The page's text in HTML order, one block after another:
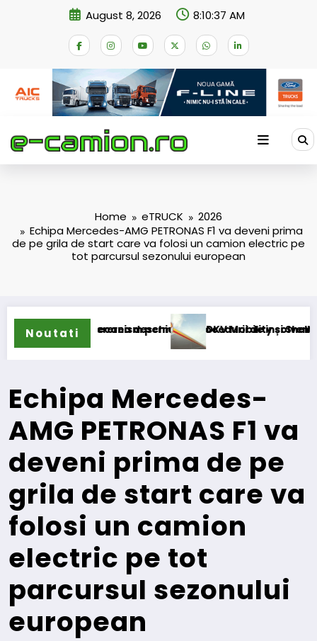
August 8, 2026 8:10:38 AM
Home eTRUCK
2026
Echipa Mercedes-AMG PETRONAS F1 va deveni prima
de pe grila de start care va folosi un camion electric pe
tot parcursul sezonului european
Noutati
permanent
deschiderii procedurii de insolvență
DKV Mobility și Shell își extind parteneriatul
Echipa Mercedes-
AMG PETRONAS F1 va
deveni prima de pe
grila de start care va
folosi un camion
electric pe tot
parcursul sezonului
european